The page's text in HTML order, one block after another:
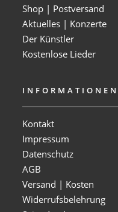
Shop | Postversand
Aktuelles | Konzerte
Der Künstler
Kostenlose Lieder
INFORMATIONEN
Kontakt
Impressum
Datenschutz
AGB
Versand | Kosten
Widerrufsbelehrung